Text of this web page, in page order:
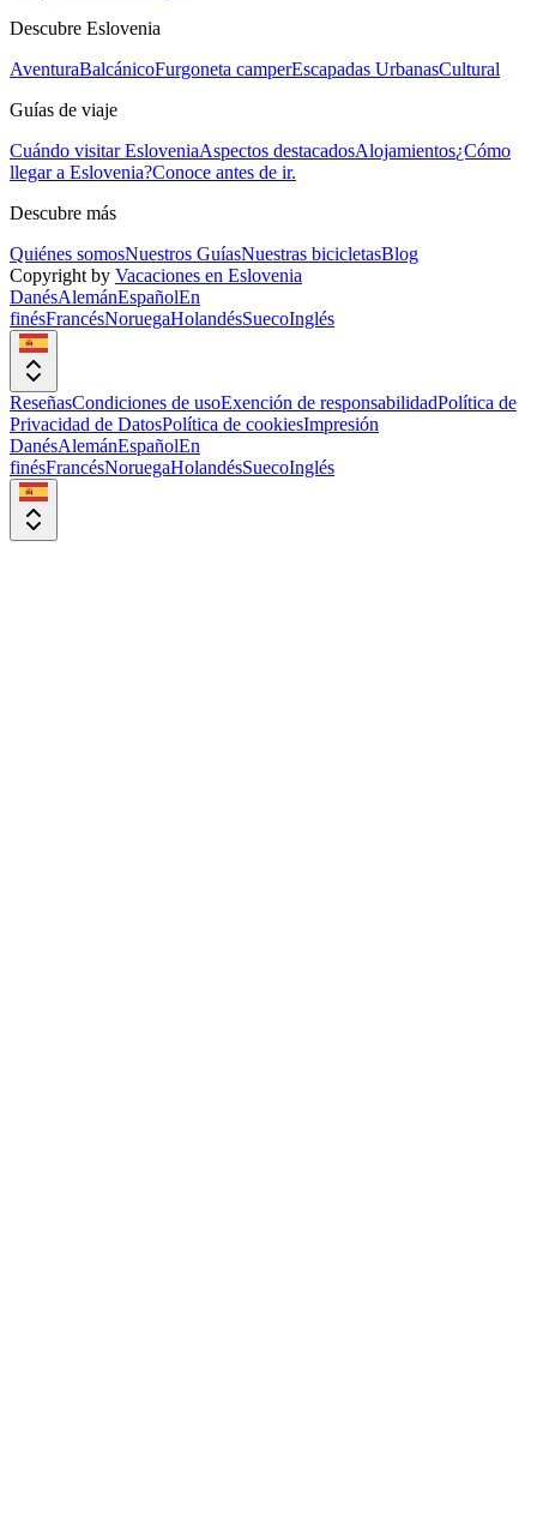
Descubre Eslovenia
AventuraBalcánicoFurgoneta camperEscapadas UrbanasCultural
Guías de viaje
Cuándo visitar EsloveniaAspectos destacadosAlojamientos¿Cómo
llegar a Eslovenia?Conoce antes de ir.
Descubre más
Quiénes somosNuestros GuíasNuestras bicicletasBlog
Copyright by Vacaciones en Eslovenia
DanésAlemánEspañolEn
finésFrancésNoruegaHolandésSuecoInglés
ReseñasCondiciones de usoExención de responsabilidadPolítica de
Privacidad de DatosPolítica de cookiesImpresión
DanésAlemánEspañolEn
finésFrancésNoruegaHolandésSuecoInglés